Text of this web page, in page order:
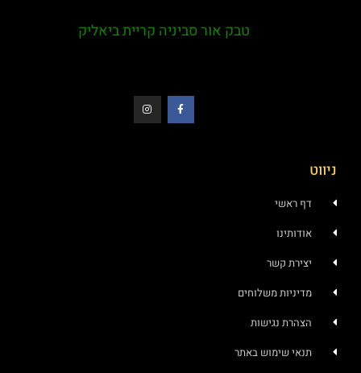
טבק אור סביניה קריית ביאליק
ניווט
דף ראשי
אודותינו
יצירת קשר
מדיניות משלוחים
הצהרת נגישות
תנאי שימוש באתר